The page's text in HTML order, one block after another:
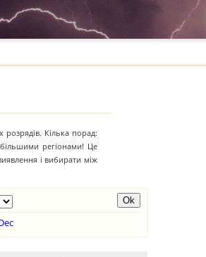
розрядів. Кілька порад:
більшими регіонами! Це
і вибирати між